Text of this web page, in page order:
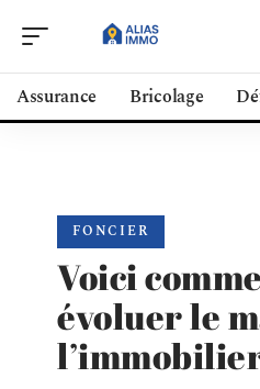
Assurance Bricolage
FONCIER
Voici
évoluer le